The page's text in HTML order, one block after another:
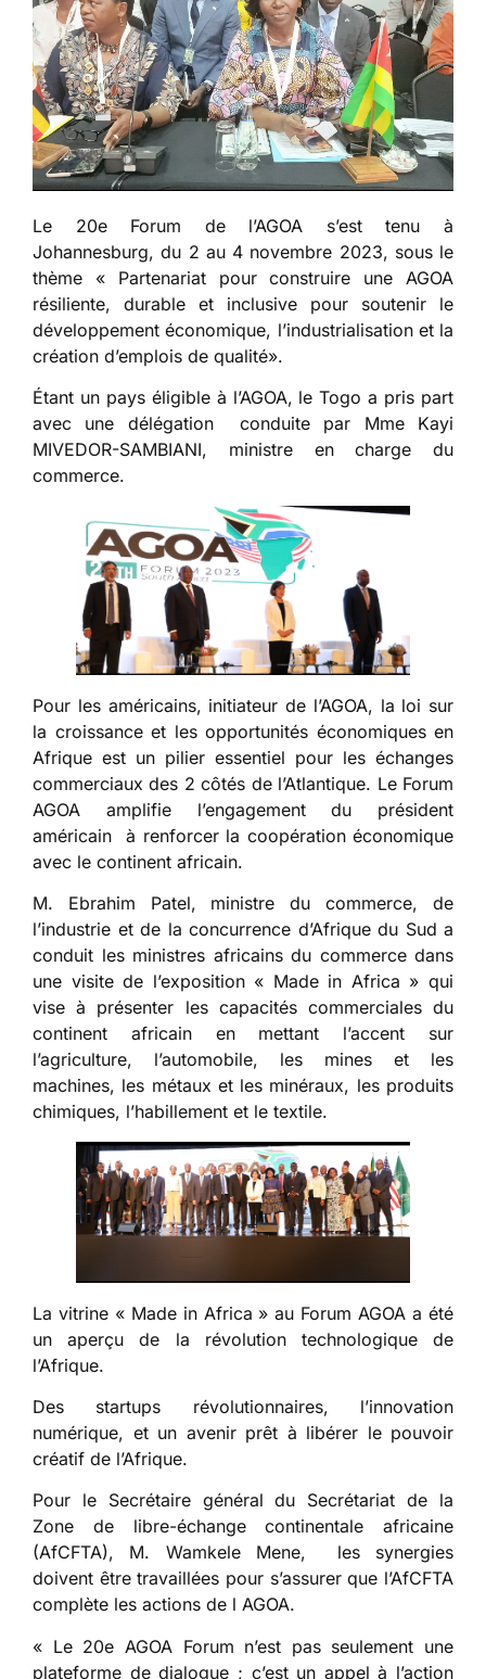
Le 20e Forum de l’AGOA s’est tenu à
Johannesburg, du 2 au 4 novembre 2023, sous le
thème « Partenariat pour construire une AGOA
résiliente, durable et inclusive pour soutenir le
développement économique, l’industrialisation et la
création d’emplois de qualité».
Étant un pays éligible à l’AGOA, le Togo a pris part
avec une délégation conduite par Mme Kayi
MIVEDOR-SAMBIANI, ministre en charge du
commerce.
Pour les américains, initiateur de l’AGOA, la loi sur
la croissance et les opportunités économiques en
Afrique est un pilier essentiel pour les échanges
commerciaux des 2 côtés de l’Atlantique. Le Forum
AGOA amplifie l’engagement du président
américain à renforcer la coopération économique
avec le continent africain.
M. Ebrahim Patel, ministre du commerce, de
l’industrie et de la concurrence d’Afrique du Sud a
conduit les ministres africains du commerce dans
une visite de l’exposition « Made in Africa » qui
vise à présenter les capacités commerciales du
continent africain en mettant l’accent sur
l’agriculture, l’automobile, les mines et les
machines, les métaux et les minéraux, les produits
chimiques, l’habillement et le textile.
La vitrine « Made in Africa » au Forum AGOA a été
un aperçu de la révolution technologique de
l’Afrique.
Des startups révolutionnaires, l’innovation
numérique, et un avenir prêt à libérer le pouvoir
créatif de l’Afrique.
Pour le Secrétaire général du Secrétariat de la
Zone de libre-échange continentale africaine
(AfCFTA), M. Wamkele Mene, les synergies
doivent être travaillées pour s’assurer que l’AfCFTA
complète les actions de l AGOA.
« Le 20e AGOA Forum n’est pas seulement une
plateforme de dialogue ; c’est un appel à l’action